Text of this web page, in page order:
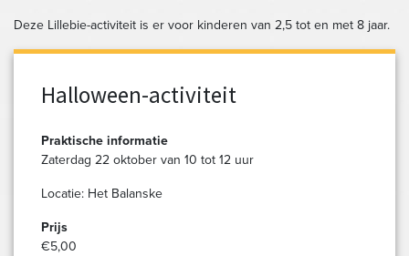
Deze Lillebie-activiteit is er voor kinderen van 2,5 tot en met 8 jaar.
Halloween-activiteit
Praktische informatie
Zaterdag 22 oktober van 10 tot 12 uur
Locatie: Het Balanske
Prijs
€5,00